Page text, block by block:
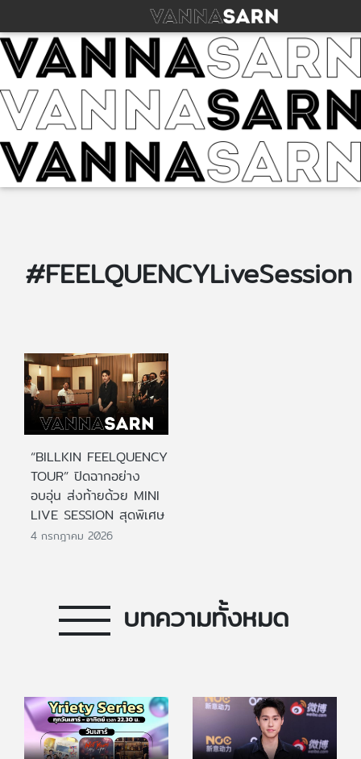
#FEELQUENCYLiveSession
“BILLKIN FEELQUENCY
TOUR” ปิดฉากอย่าง
อบอุ่น ส่งท้ายด้วย MINI
LIVE SESSION สุดพิเศษ
4 กรกฎาคม 2026
บทความทั้งหมด